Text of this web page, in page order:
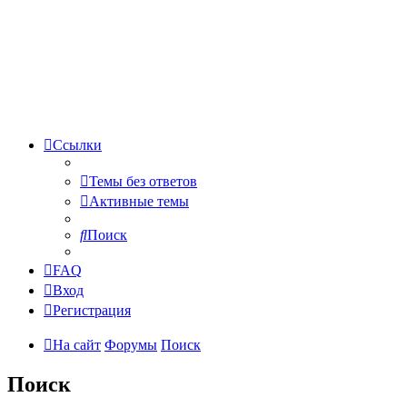
Ссылки
Темы без ответов
Активные темы
Поиск
FAQ
Вход
Регистрация
На сайт Форумы Поиск
Поиск